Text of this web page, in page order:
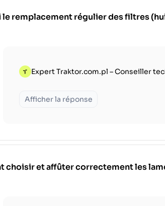
le remplacement régulier des filtres
Expert Traktor.com.pl – Conseiller
Afficher la réponse
choisir et affûter correctement les